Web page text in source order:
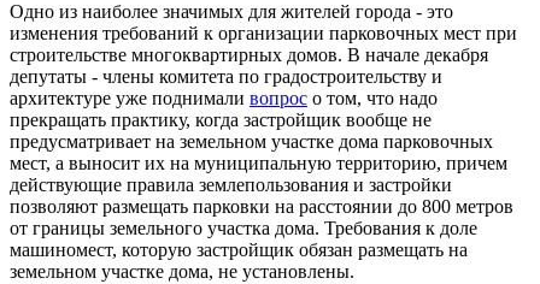
Одно из наиболее значимых для жителей города - это
изменения требований к организации парковочных мест при
строительстве многоквартирных домов. В начале декабря
депутаты - члены комитета по градостроительству и
архитектуре уже поднимали вопрос о том, что надо
прекращать практику, когда застройщик вообще не
предусматривает на земельном участке дома парковочных
мест, а выносит их на муниципальную территорию, причем
действующие правила землепользования и застройки
позволяют размещать парковки на расстоянии до 800 метров
от границы земельного участка дома. Требования к доле
машиномест, которую застройщик обязан размещать на
земельном участке дома, не установлены.